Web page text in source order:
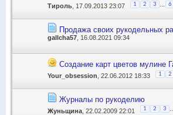
Тироль , 17.09.2013 23:07 1 2 3 6
Продажа своих рукодельных
gallcha57 , 16.08.2021 09:34
Создание карт цветов мулине
Your_obsession , 22.06.2012 18:33 1 2
Журналы по рукоделию
Жуньщина , 22.02.2009 22:01 1 2 3